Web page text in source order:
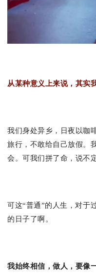
从某种意义上来说，其实
我们身处异乡，日夜以咖
旅行，不敢给自己放假。
会。可我们拼了命，说不
可这“普通”的人生，对于
的日子了啊。
我始终相信，做人，要像